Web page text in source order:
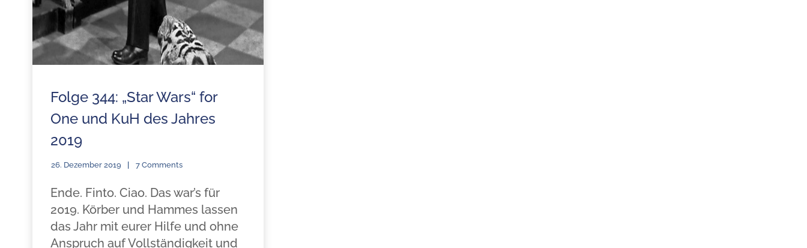
Folge 344: „Star Wars“ for
One und KuH des Jahres
2019
26. Dezember 2019 7 Comments
Ende. Finto. Ciao. Das war’s für
2019. Körber und Hammes lassen
das Jahr mit eurer Hilfe und ohne
Anspruch auf Vollständigkeit und